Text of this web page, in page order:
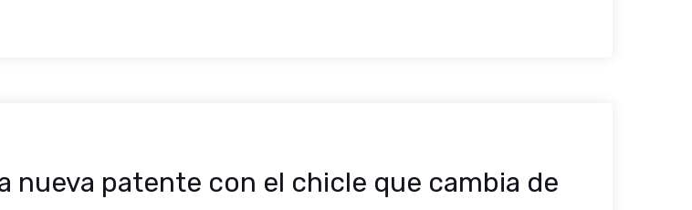
nueva patente con el chicle que cambia de